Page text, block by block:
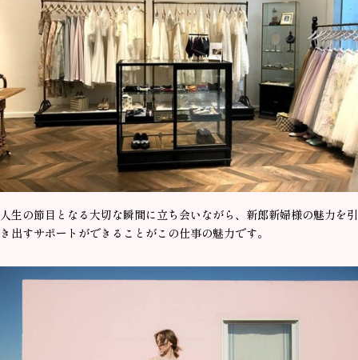
人生の節目となる大切な瞬間に立ち会いながら、新郎新婦様の魅力を引
き出すサポートができることがこの仕事の魅力です。